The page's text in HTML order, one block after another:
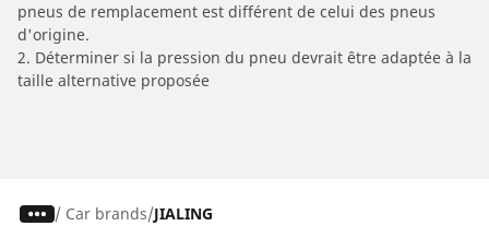
pneus de remplacement est différent de celui des pneus
d'origine.
2. Déterminer si la pression du pneu devrait être adaptée à la
taille alternative proposée
/ Car brands JIALING